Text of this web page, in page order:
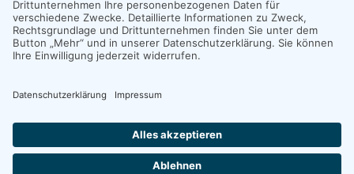
EMAIL:
duren{at}hp-personalmanagement.de
Copyright © 2024 Published & modified by Werbeagentur
MindFlash MEDIADESIGN Euskirchen -